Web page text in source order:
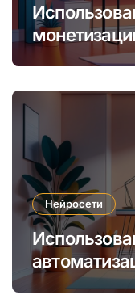
платные
Нейросети